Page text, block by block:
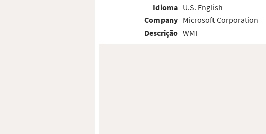
Idioma
Company
Descrição
U.S. English
Microsoft Corporation
WMI